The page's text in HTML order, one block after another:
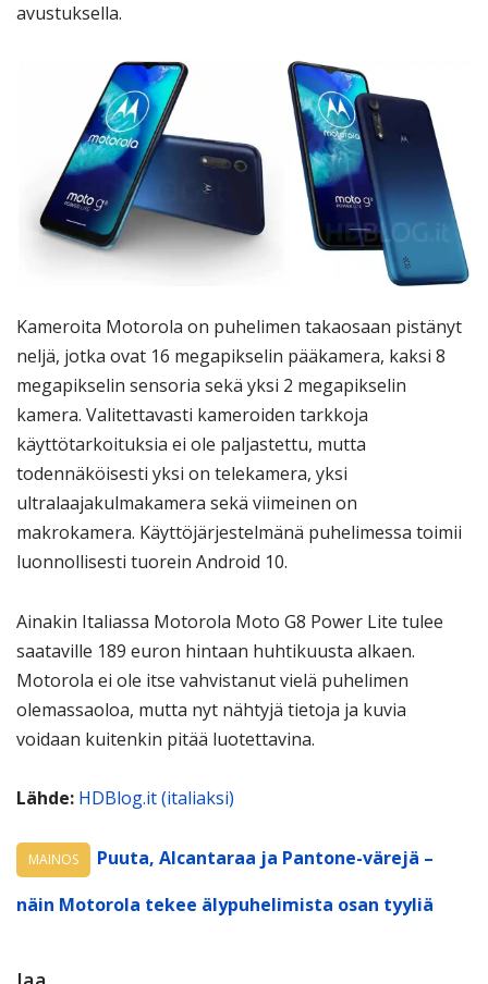
avustuksella.
Kameroita Motorola on puhelimen takaosaan pistänyt
neljä, jotka ovat 16 megapikselin pääkamera, kaksi 8
megapikselin sensoria sekä yksi 2 megapikselin
kamera. Valitettavasti kameroiden tarkkoja
käyttötarkoituksia ei ole paljastettu, mutta
todennäköisesti yksi on telekamera, yksi
ultralaajakulmakamera sekä viimeinen on
makrokamera. Käyttöjärjestelmänä puhelimessa toimii
luonnollisesti tuorein Android 10.
Ainakin Italiassa Motorola Moto G8 Power Lite tulee
saataville 189 euron hintaan huhtikuusta alkaen.
Motorola ei ole itse vahvistanut vielä puhelimen
olemassaoloa, mutta nyt nähtyjä tietoja ja kuvia
voidaan kuitenkin pitää luotettavina.
Lähde: HDBlog.it (italiaksi)
MAINOS
Puuta, Alcantaraa ja Pantone-värejä –
näin Motorola tekee älypuhelimista osan tyyliä